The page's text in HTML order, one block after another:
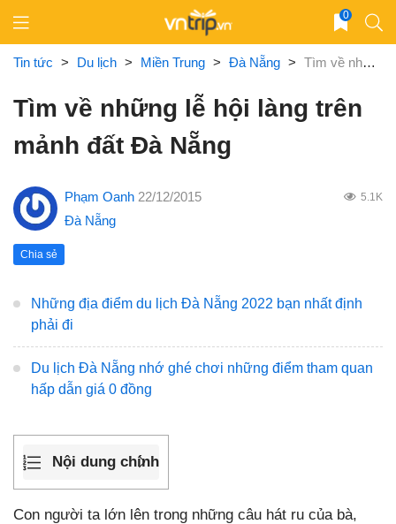
content
0
Tin tức > Du lịch > Miền Trung > Đà Nẵng > Tìm về những lễ hội làng trên mảnh đất Đà Nẵng
Tìm về những lễ hội làng trên
mảnh đất Đà Nẵng
Phạm Oanh 22/12/2015 5.1K
Đà Nẵng
Chia sẻ
Những địa điểm du lịch Đà Nẵng 2022 bạn nhất định
phải đi
Du lịch Đà Nẵng nhớ ghé chơi những điểm tham quan
hấp dẫn giá 0 đồng
Nội dung chính
Con người ta lớn lên trong những câu hát ru của bà,